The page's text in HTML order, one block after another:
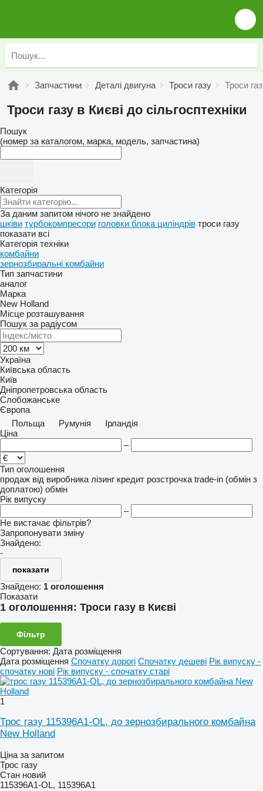
Запчастини Деталі двигуна Троси газу Троси
Троси газу в Києві до сільгосптехніки
Пошук
(номер за каталогом, марка, модель, запчастина)
Категорія
За даним запитом нічого не знайдено
шківи турбокомпресори головки блока циліндрів троси газу
показати всі
Категорія техніки
комбайни
зернозбиральні комбайни
Тип запчастини
аналог
Марка
New Holland
Місце розташування
Пошук за радіусом
Україна
Київська область
Київ
Дніпропетровська область
Слобожанське
Європа
Польща
Румунія
Ірландія
Ціна
–
Тип оголошення
продаж від виробника лізинг кредит розстрочка trade-in (обмін з
доплатою) обмін
Рік випуску
–
Не вистачає фільтрів?
Запропонувати зміну
Знайдено:
-
показати
Знайдено: 1 оголошення
Показати
1 оголошення: Троси газу в Києві
Фільтр
Сортування: Дата розміщення
Дата розміщення Спочатку дорогі Спочатку дешеві Рік випуску -
спочатку нові Рік випуску - спочатку старі
1
Трос газу 115396А1-OL, до зернозбирального комбайна
New Holland
Ціна за запитом
Трос газу
Стан новий
115396А1-OL, 115396А1